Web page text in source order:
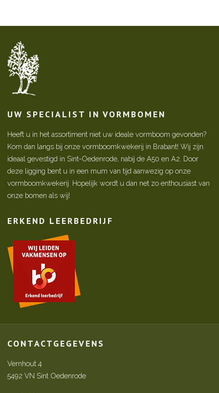
UW SPECIALIST IN VORMBOMEN
Heeft u in het assortiment niet uw ideale vormboom gevonden?
Kom dan langs bij onze vormboomkwekerij in Brabant! Wij zijn
ideaal gevestigd in Sint-Oedenrode, nabij de A50 en A2. Door
deze ligging bent u in een mum van tijd aanwezig op onze
vormboomkwekerij. Hopelijk wordt u dan net zo enthousiast van
onze bomen als wij!
ERKEND LEERBEDRIJF
CONTACTGEGEVENS
Vernhout 4
5492 VN Sint Oedenrode